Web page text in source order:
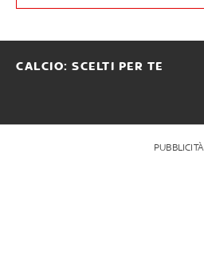
CALCIO: SCELTI PER TE
PUBBLICITÀ